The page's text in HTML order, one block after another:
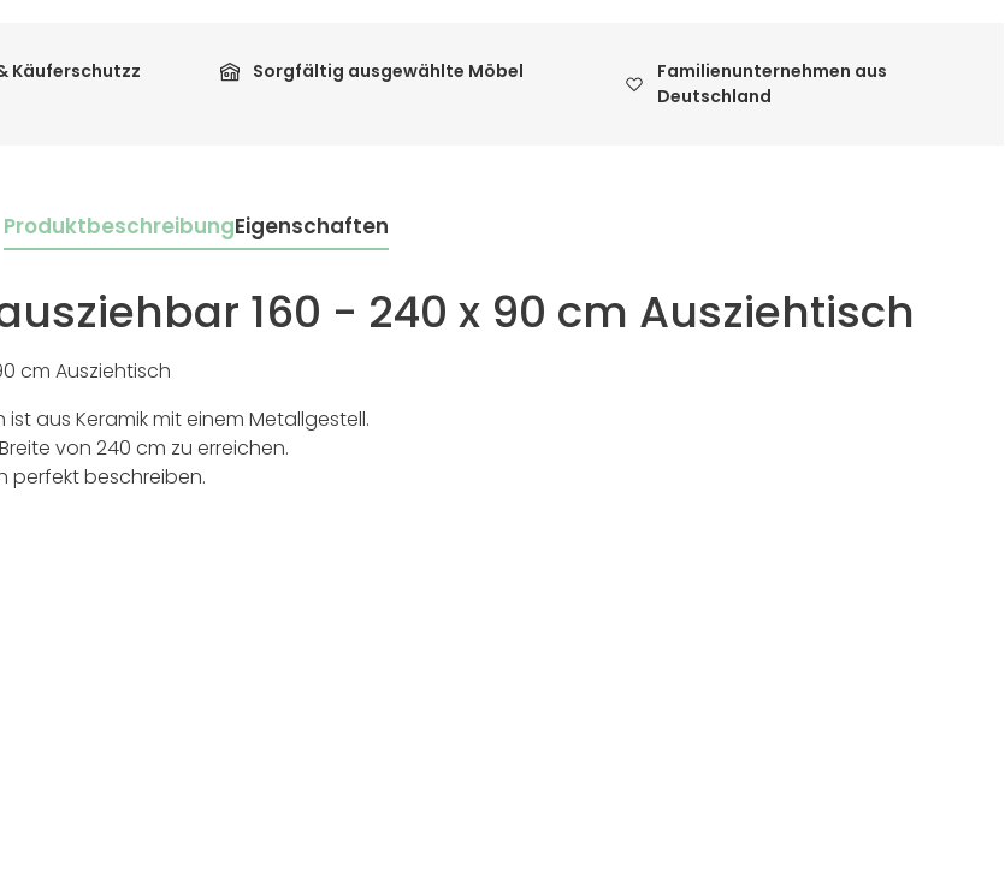
Käuferschutzz Sorgfältig ausgewählte Möbel
Familienunternehmen aus
Deutschland
ProduktbeschreibungEigenschaften
160 - 240 x 90 cm Ausziehtisch
cm Ausziehtisch
ist aus Keramik mit einem Metallgestell.
von 240 cm zu erreichen.
perfekt beschreiben.